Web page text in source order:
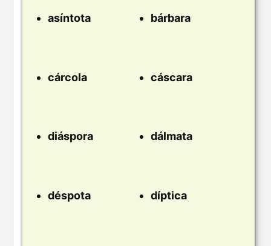
asíntota bárbara
cárcola cáscara
diáspora dálmata
déspota díptica